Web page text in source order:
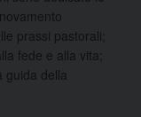
prassi pastorali;
fede e alla vita;
guida della